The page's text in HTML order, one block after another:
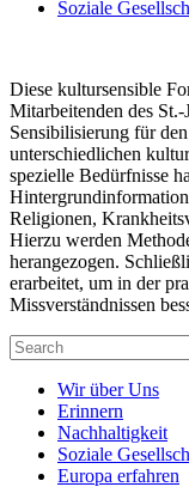
Soziale
Diese kultursensible
Mitarbeitenden des
Sensibilisierung für
unterschiedlichen
spezielle Bedürfnisse
Religionen,
Hierzu werden
herangezogen.
erarbeitet, um in der
Missverständnissen
Wir über Uns
Erinnern
Nachhaltigkeit
Soziale
Europa erfahren